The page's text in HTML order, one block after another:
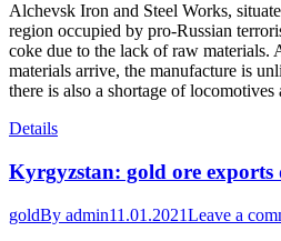
Alchevsk Iron and Steel Works,
region occupied by pro-Russian
coke due to the lack of raw materials.
materials arrive, the manufacture is
there is also a shortage of
Details
Kyrgyzstan: gold ore exports
goldBy admin11.01.2021Leave a